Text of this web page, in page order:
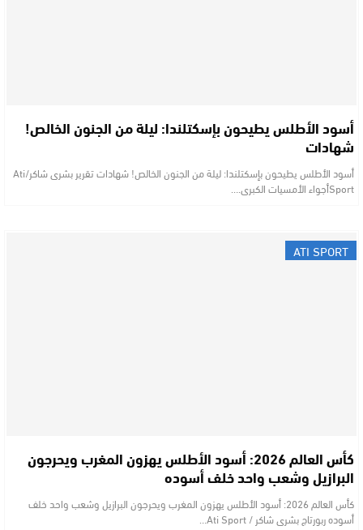
​أسود الأطلس يطيحون بإسكتلندا: ليلة من الجنون الخالص!
شهادات
​أسود الأطلس يطيحون بإسكتلندا: ليلة من الجنون الخالص! شهادات تقرير بشرى شاكر/Ati
Sport ​أجواء الأمسيات الكبرى.…
ATI SPORT
كأس العالم 2026: أسود الأطلس يهزون المغرب ويحرجون
البرازيل وشعب واحد خلف أسوده
كأس العالم 2026: أسود الأطلس يهزون المغرب ويحرجون البرازيل وشعب واحد خلف
أسوده ربورتاج بشرى شاكر / Ati Sport…